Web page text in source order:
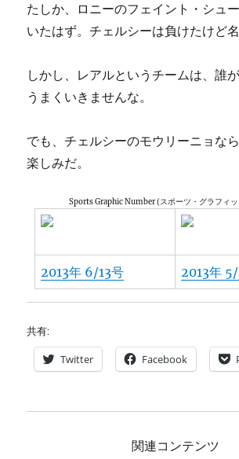
たしか、ロニーのフェイント・シュ
いたはず。チェルシーは負けたけど名
しかし、レアルというチームは、誰
うまくいきませんな。
でも、チェルシーのモウリーニョなら
楽しみだ。
Sports Graphic Number (スポーツ・グラフィ
2013年 6/13号 2013年
共有:
Twitter Facebook
関連コンテンツ